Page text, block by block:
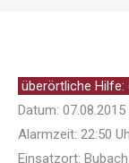
überörtliche Hilfe:
Datum: 07.08.2015
Alarmzeit: 22:50
Einsatzort: